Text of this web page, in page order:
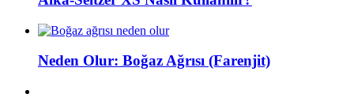
Neden Olur: Boğaz Ağrısı (Farenjit)